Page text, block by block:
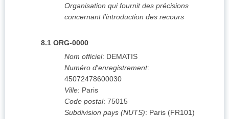
Organisation qui fournit des précisions
concernant l'introduction des recours
8.1 ORG-0000
Nom officiel: DEMATIS
Numéro d'enregistrement:
45072478600030
Ville: Paris
Code postal: 75015
Subdivision pays (NUTS): Paris (FR101)